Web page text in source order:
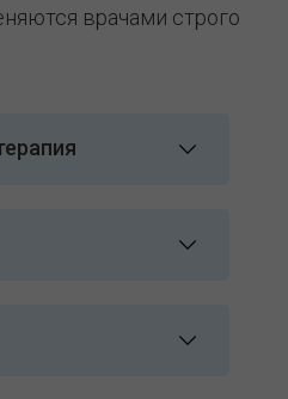
врачами строго